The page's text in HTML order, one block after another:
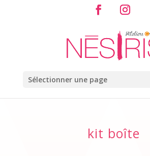
Sélectionner une page
kit boîte